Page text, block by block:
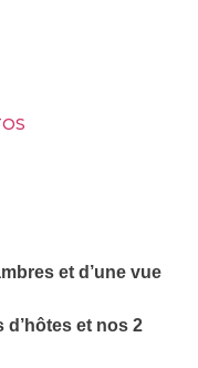
et d’une vue
et nos 2